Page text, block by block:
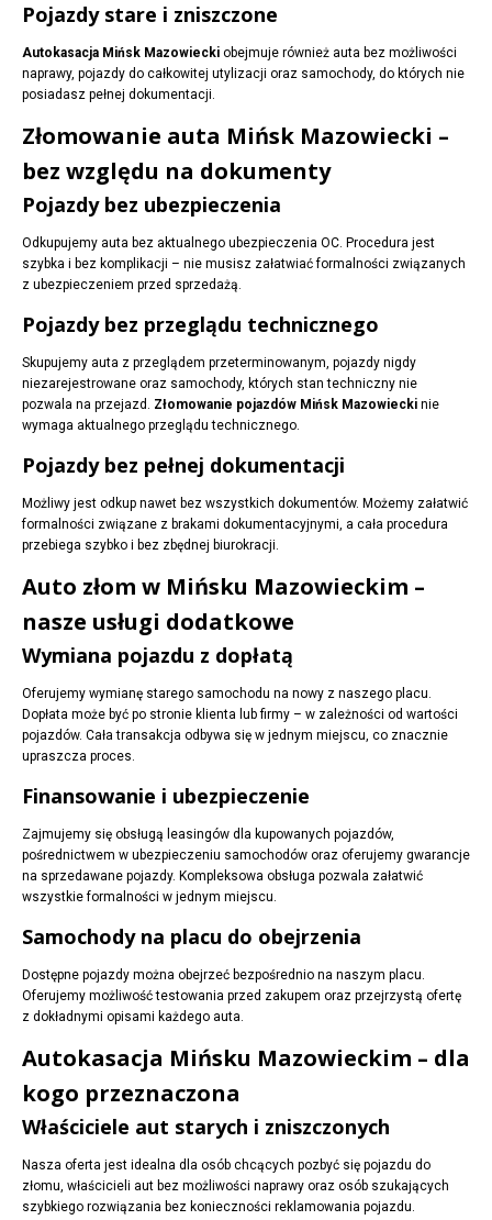
Pojazdy stare i zniszczone
Autokasacja Mińsk Mazowiecki obejmuje również auta bez możliwości
naprawy, pojazdy do całkowitej utylizacji oraz samochody, do których nie
posiadasz pełnej dokumentacji.
Złomowanie auta Mińsk Mazowiecki –
bez względu na dokumenty
Pojazdy bez ubezpieczenia
Odkupujemy auta bez aktualnego ubezpieczenia OC. Procedura jest
szybka i bez komplikacji – nie musisz załatwiać formalności związanych
z ubezpieczeniem przed sprzedażą.
Pojazdy bez przeglądu technicznego
Skupujemy auta z przeglądem przeterminowanym, pojazdy nigdy
niezarejestrowane oraz samochody, których stan techniczny nie
pozwala na przejazd. Złomowanie pojazdów Mińsk Mazowiecki nie
wymaga aktualnego przeglądu technicznego.
Pojazdy bez pełnej dokumentacji
Możliwy jest odkup nawet bez wszystkich dokumentów. Możemy załatwić
formalności związane z brakami dokumentacyjnymi, a cała procedura
przebiega szybko i bez zbędnej biurokracji.
Auto złom w Mińsku Mazowieckim –
nasze usługi dodatkowe
Wymiana pojazdu z dopłatą
Oferujemy wymianę starego samochodu na nowy z naszego placu.
Dopłata może być po stronie klienta lub firmy – w zależności od wartości
pojazdów. Cała transakcja odbywa się w jednym miejscu, co znacznie
upraszcza proces.
Finansowanie i ubezpieczenie
Zajmujemy się obsługą leasingów dla kupowanych pojazdów,
pośrednictwem w ubezpieczeniu samochodów oraz oferujemy gwarancje
na sprzedawane pojazdy. Kompleksowa obsługa pozwala załatwić
wszystkie formalności w jednym miejscu.
Samochody na placu do obejrzenia
Dostępne pojazdy można obejrzeć bezpośrednio na naszym placu.
Oferujemy możliwość testowania przed zakupem oraz przejrzystą ofertę
z dokładnymi opisami każdego auta.
Autokasacja Mińsku Mazowieckim – dla
kogo przeznaczona
Właściciele aut starych i zniszczonych
Nasza oferta jest idealna dla osób chcących pozbyć się pojazdu do
złomu, właścicieli aut bez możliwości naprawy oraz osób szukających
szybkiego rozwiązania bez konieczności reklamowania pojazdu.